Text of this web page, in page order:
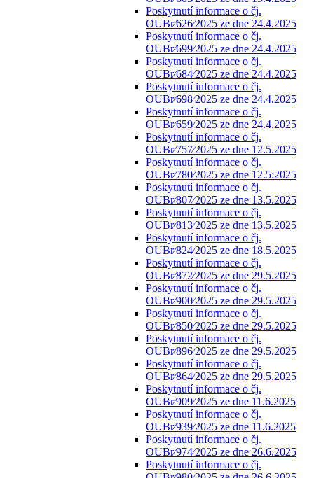
Poskytnutí informace o čj.
OUBr⁄626⁄2025 ze dne 24.4.2025
Poskytnutí informace o čj.
OUBr⁄699⁄2025 ze dne 24.4.2025
Poskytnutí informace o čj.
OUBr⁄684⁄2025 ze dne 24.4.2025
Poskytnutí informace o čj.
OUBr⁄698⁄2025 ze dne 24.4.2025
Poskytnutí informace o čj.
OUBr⁄659⁄2025 ze dne 24.4.2025
Poskytnutí informace o čj.
OUBr⁄757⁄2025 ze dne 12.5.2025
Poskytnutí informace o čj.
OUBr⁄780⁄2025 ze dne 12.5:2025
Poskytnutí informace o čj.
OUBr⁄807⁄2025 ze dne 13.5.2025
Poskytnutí informace o čj.
OUBr⁄813⁄2025 ze dne 13.5.2025
Poskytnutí informace o čj.
OUBr⁄824⁄2025 ze dne 18.5.2025
Poskytnutí informace o čj.
OUBr⁄872⁄2025 ze dne 29.5.2025
Poskytnutí informace o čj.
OUBr⁄900⁄2025 ze dne 29.5.2025
Poskytnutí informace o čj.
OUBr⁄850⁄2025 ze dne 29.5.2025
Poskytnutí informace o čj.
OUBr⁄896⁄2025 ze dne 29.5.2025
Poskytnutí informace o čj.
OUBr⁄864⁄2025 ze dne 29.5.2025
Poskytnutí informace o čj.
OUBr⁄909⁄2025 ze dne 11.6.2025
Poskytnutí informace o čj.
OUBr⁄939⁄2025 ze dne 11.6.2025
Poskytnutí informace o čj.
OUBr⁄974⁄2025 ze dne 26.6.2025
Poskytnutí informace o čj.